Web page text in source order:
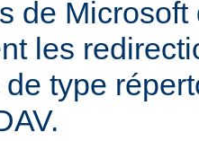
de
les
type